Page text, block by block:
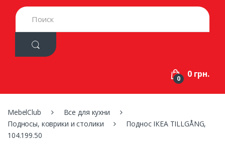
S
e
h
:
0 0 грн.
MebelClub
Все для кухни
Подносы, коврики и столики
Поднос ІКЕА TILLGÅNG,
104.199.50